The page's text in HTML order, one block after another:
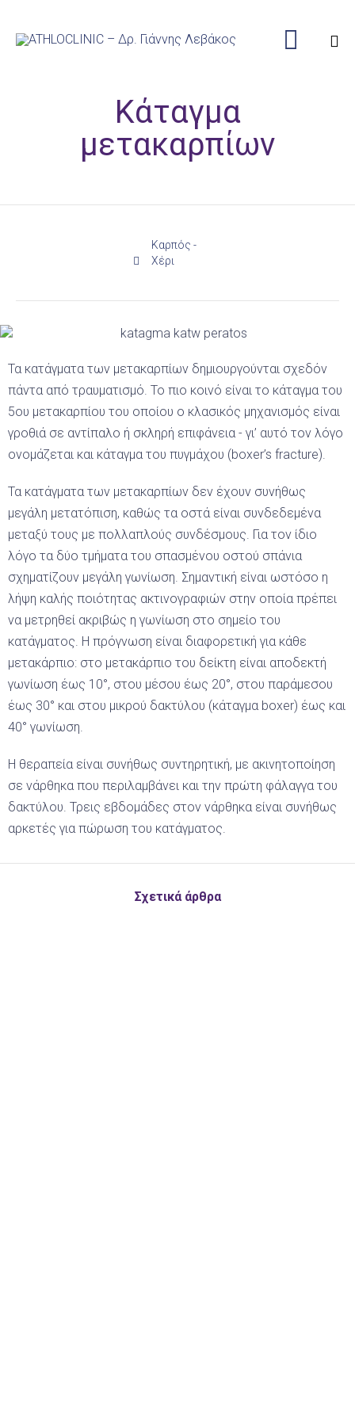

Κάταγμα
μετακαρπίων

Category
Καρπός -
Χέρι
Τα κατάγματα των μετακαρπίων δημιουργούνται σχεδόν
πάντα από τραυματισμό. Το πιο κοινό είναι το κάταγμα του
5ου μετακαρπίου του οποίου ο κλασικός μηχανισμός είναι
γροθιά σε αντίπαλο ή σκληρή επιφάνεια - γι’ αυτό τον λόγο
ονομάζεται και κάταγμα του πυγμάχου (boxer’s fracture).
Τα κατάγματα των μετακαρπίων δεν έχουν συνήθως
μεγάλη μετατόπιση, καθώς τα οστά είναι συνδεδεμένα
μεταξύ τους με πολλαπλούς συνδέσμους. Για τον ίδιο
λόγο τα δύο τμήματα του σπασμένου οστού σπάνια
σχηματίζουν μεγάλη γωνίωση. Σημαντική είναι ωστόσο η
λήψη καλής ποιότητας ακτινογραφιών στην οποία πρέπει
να μετρηθεί ακριβώς η γωνίωση στο σημείο του
κατάγματος. Η πρόγνωση είναι διαφορετική για κάθε
μετακάρπιο: στο μετακάρπιο του δείκτη είναι αποδεκτή
γωνίωση έως 10°, στου μέσου έως 20°, στου παράμεσου
έως 30° και στου μικρού δακτύλου (κάταγμα boxer) έως και
40° γωνίωση.
Η θεραπεία είναι συνήθως συντηρητική, με ακινητοποίηση
σε νάρθηκα που περιλαμβάνει και την πρώτη φάλαγγα του
δακτύλου. Τρεις εβδομάδες στον νάρθηκα είναι συνήθως
αρκετές για πώρωση του κατάγματος.
Σχετικά άρθρα